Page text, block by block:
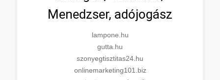
Menedzser, adójogász
lampone.hu
gutta.hu
szonyegtisztitas24.hu
onlinemarketing101.biz